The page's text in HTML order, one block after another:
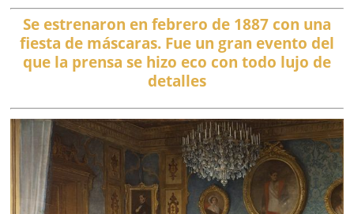
Se estrenaron en febrero de 1887 con una
fiesta de máscaras. Fue un gran evento del
que la prensa se hizo eco con todo lujo de
detalles